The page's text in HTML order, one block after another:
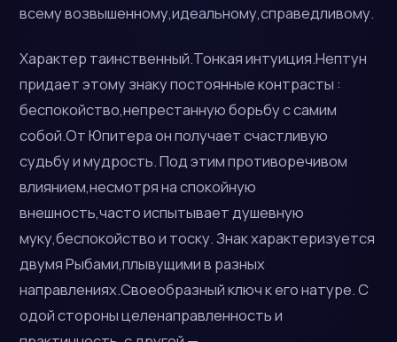
всему возвышенному,идеальному,справедливому.
Характер таинственный.Тонкая интуиция.Нептун
придает этому знаку постоянные контрасты :
беспокойство,непрестанную борьбу с самим
собой.От Юпитера он получает счастливую
судьбу и мудрость. Под этим противоречивом
влиянием,несмотря на спокойную
внешность,часто испытывает душевную
муку,беспокойство и тоску. Знак характеризуется
двумя Рыбами,плывущими в разных
направлениях.Своеобразный ключ к его натуре. С
одой стороны целенаправленность и